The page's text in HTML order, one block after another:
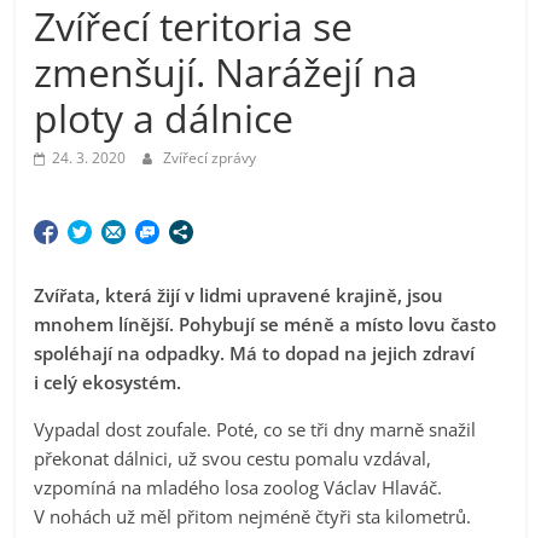
Zvířecí teritoria se
zmenšují. Narážejí na
ploty a dálnice
24. 3. 2020 Zvířecí zprávy
Zvířata, která žijí v lidmi upravené krajině, jsou
mnohem línější. Pohybují se méně a místo lovu často
spoléhají na odpadky. Má to dopad na jejich zdraví
i celý ekosystém.
Vypadal dost zoufale. Poté, co se tři dny marně snažil
překonat dálnici, už svou cestu pomalu vzdával,
vzpomíná na mladého losa zoolog Václav Hlaváč.
V nohách už měl přitom nejméně čtyři sta kilometrů.